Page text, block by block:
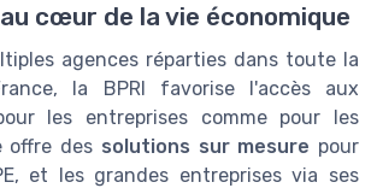
cœur de la vie économique
agences réparties dans toute la
la BPRI favorise l'accès aux
les entreprises comme pour les
offre des solutions sur mesure pour
et les grandes entreprises via ses